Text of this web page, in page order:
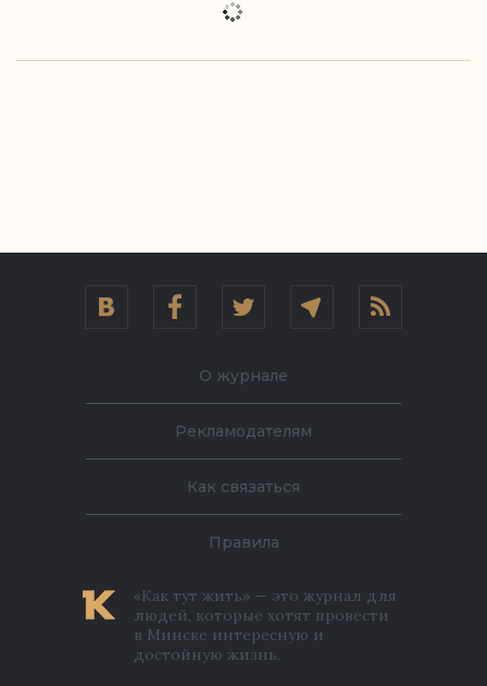
«Как тут жить» — это журнал для
людей, которые хотят провести
в Минске интересную и
достойную жизнь.
О журнале
Рекламодателям
Как связаться
Правила